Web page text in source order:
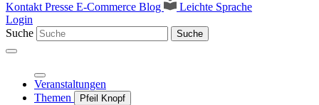
Kontakt Presse E-Commerce Blog
Leichte Sprache
Login
Suche
Suche
Veranstaltungen
Themen
Pfeil Knopf